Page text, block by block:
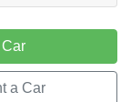
a Car